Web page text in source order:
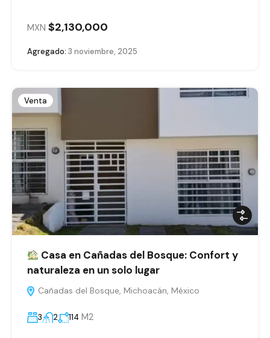
MXN $2,130,000
Agregado: 3 noviembre, 2025
Venta
Casa en Cañadas del Bosque: Confort y
naturaleza en un solo lugar
Cañadas del Bosque, Michoacán, México
3 2 114 M2